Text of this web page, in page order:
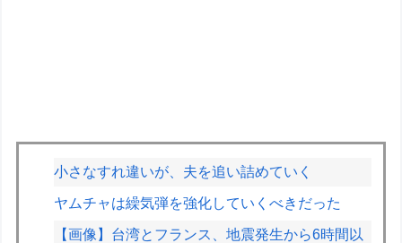
小さなすれ違いが、夫を追い詰めていく
ヤムチャは繰気弾を強化していくべきだった
【画像】台湾とフランス、地震発生から6時間以